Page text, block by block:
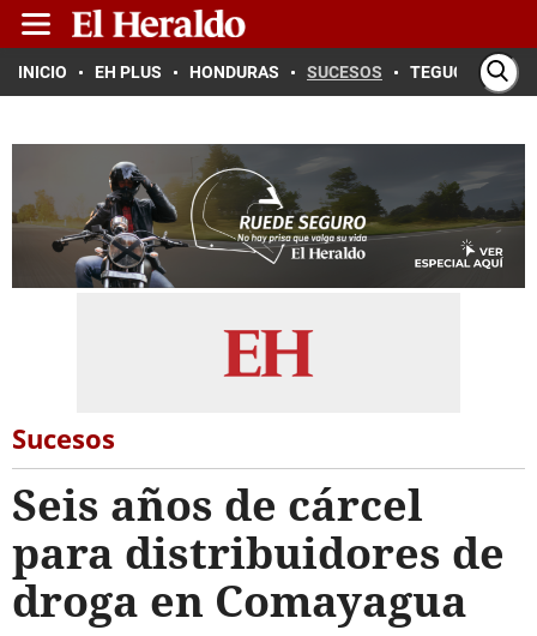
INICIO EH PLUS HONDURAS SUCESOS TEGUCIGALPA
Sucesos
Seis años de cárcel
para distribuidores de
droga en Comayagua